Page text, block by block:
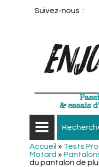
Suivez-nous :
& essais
Accueil » Tests
Motard »
du pantalon de